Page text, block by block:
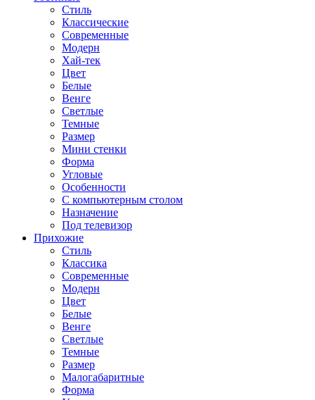
Стиль
Классические
Современные
Модерн
Хай-тек
Цвет
Белые
Венге
Светлые
Темные
Размер
Мини стенки
Форма
Угловые
Особенности
С компьютерным столом
Назначение
Под телевизор
Прихожие
Стиль
Классика
Современные
Модерн
Цвет
Белые
Венге
Светлые
Темные
Размер
Малогабаритные
Форма